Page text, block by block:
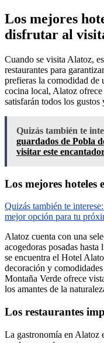
Los mejores
disfrutar al
Cuando se visita Alatoz,
restaurantes para
prefieras la comodidad de
cocina local, Alatoz
satisfarán todos los gustos
Quizás también te
guardados de Pobla
visitar este
Los mejores hoteles
Quizás también te interese:
mejor opción para tu
Alatoz cuenta con una
acogedoras posadas hasta
se encuentra el Hotel
decoración y
Montaña Verde ofrece
los amantes de la
Los restaurantes
La gastronomía en Alatoz